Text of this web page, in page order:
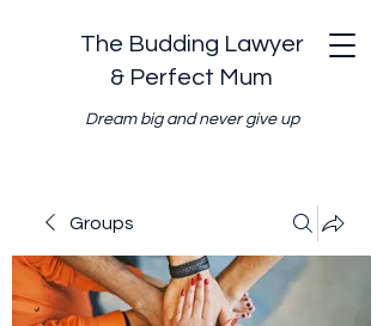
The Budding Lawyer
& Perfect Mum
Dream big and never give up
Groups